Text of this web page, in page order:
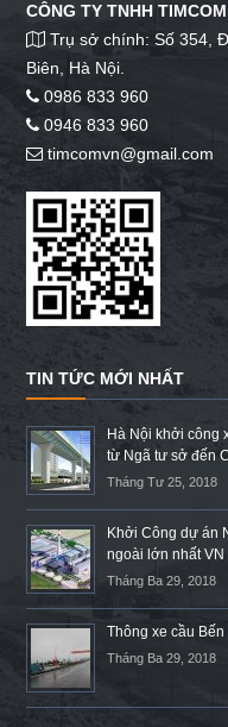
CÔNG TY TNHH TIMCOM
Trụ sở chính: Số 354,
Biên, Hà Nội.
0986 833 960
0946 833 960
timcomvn@gmail.com
TIN TỨC MỚI NHẤT
Hà Nội khởi công
từ Ngã tư sở đến
Tháng Tư 25, 2018
Khởi Công dự án
ngoài lớn nhất VN
Tháng Ba 29, 2018
Thông xe cầu
Tháng Ba 29, 2018